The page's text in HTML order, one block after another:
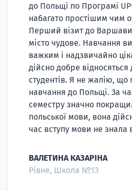
до Польщі по Програмі
набагато простішим чим
Перший візит до
місто чудове. Навчання
важким і надзвичайно
дійсно добре
студентів. Я не жалію, що
навчання до Польщі. За
семестру значно
польської мови, вона
час вступу мови не знала
ВАЛЕТИНА КАЗАРІНА
Рівне, Школа №13